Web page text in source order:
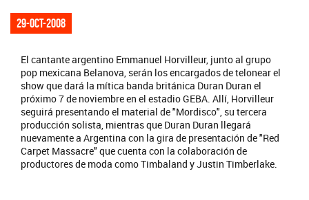
29-oct-2008
El cantante argentino Emmanuel Horvilleur, junto al grupo
pop mexicana Belanova, serán los encargados de telonear el
show que dará la mítica banda británica Duran Duran el
próximo 7 de noviembre en el estadio GEBA. Allí, Horvilleur
seguirá presentando el material de "Mordisco", su tercera
producción solista, mientras que Duran Duran llegará
nuevamente a Argentina con la gira de presentación de "Red
Carpet Massacre" que cuenta con la colaboración de
productores de moda como Timbaland y Justin Timberlake.